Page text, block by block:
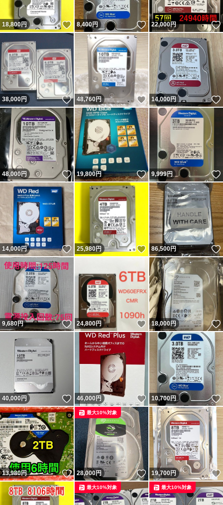
18,800円 いいね！
8,400円 いいね！
22,000円
38,000円 いいね！
48,760円 いいね！
14,000円
48,000円 いいね！
19,800円 いいね！
9,999円
14,000円 いいね！
25,980円 いいね！
86,500円
9,680円 いいね！
24,800円 いいね！
18,000円
40,000円 いいね！
46,000円 いいね！
10,700円
13,980円 いいね！
28,000円 いいね！
最大10%対象
19,700円
最大10%対象 最大10%対象